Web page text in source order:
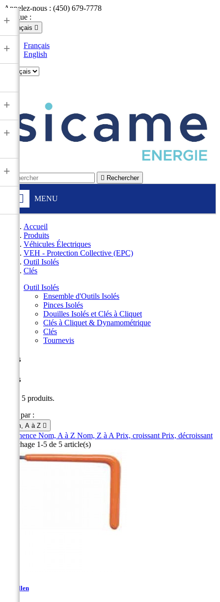
Appelez-nous : (450) 679-7778
Langue :
Français 
Français
English
 Rechercher
MENU
+
+
+
+
+
Accueil
Produits
Véhicules Électriques
VEH - Protection Collective (EPC)
Outil Isolés
Clés
Outil Isolés
Ensemble d'Outils Isolés
Pinces Isolés
Douilles Isolés et Clés à Cliquet
Clés à Cliquet & Dynamométrique
Clés
Tournevis
Clés
Clés
Il y a 5 produits.
Trier par :
Nom, A à Z 
Pertinence Nom, A à Z Nom, Z à A Prix, croissant Prix, décroissant
Affichage 1-5 de 5 article(s)
Clé Allen